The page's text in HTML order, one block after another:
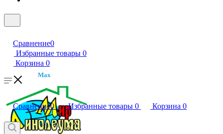
Сравнение0
Избранные товары 0
Корзина 0
Max
Сравнение0 Избранные товары 0 Корзина 0